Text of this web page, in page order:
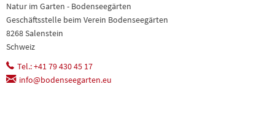
Natur im Garten - Bodenseegärten
Geschäftsstelle beim Verein Bodenseegärten
8268 Salenstein
Schweiz
Tel.: +41 79 430 45 17
info@bodenseegarten.eu